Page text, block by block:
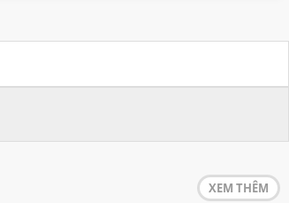
XEM THÊM